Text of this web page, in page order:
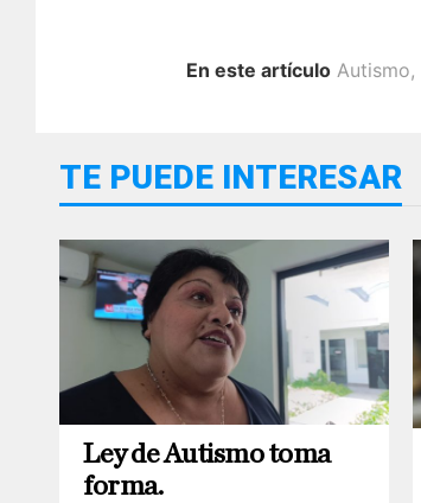
En este artículo Autismo,
TE PUEDE INTERESAR
Ley de Autismo toma
forma.